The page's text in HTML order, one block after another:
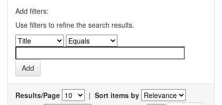
Add filters:
Use filters to refine the search results.
Results/Page | Sort items by